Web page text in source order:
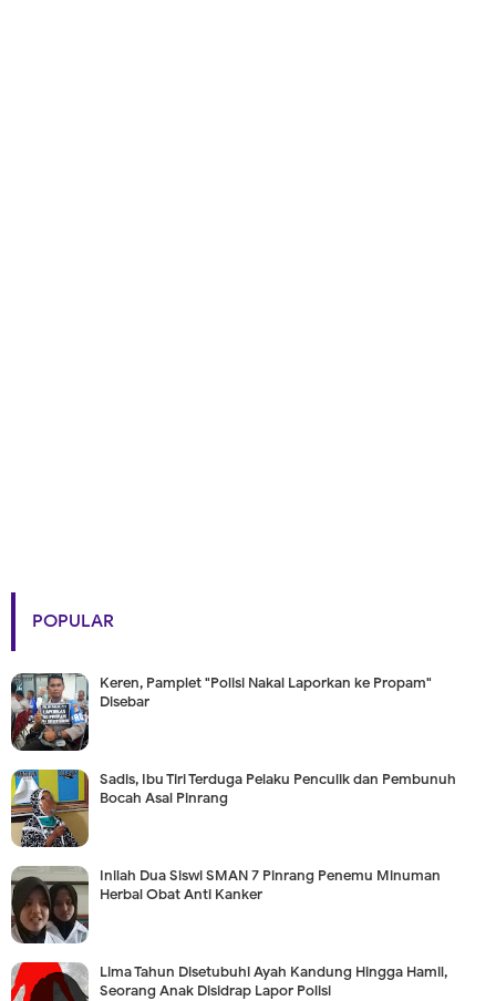
POPULAR
Keren, Pamplet "Polisi Nakal Laporkan ke Propam"
Disebar
Sadis, Ibu Tiri Terduga Pelaku Penculik dan Pembunuh
Bocah Asal Pinrang
Inilah Dua Siswi SMAN 7 Pinrang Penemu Minuman
Herbal Obat Anti Kanker
Lima Tahun Disetubuhi Ayah Kandung Hingga Hamil,
Seorang Anak Disidrap Lapor Polisi